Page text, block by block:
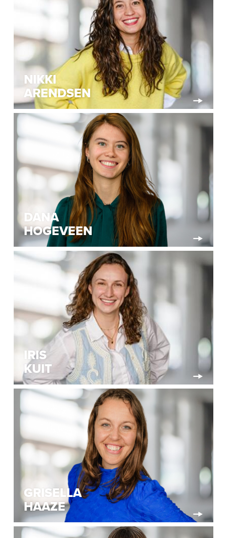
NIKKI
ARENDSEN
DANA
HOGEVEEN
IRIS
KUIT
GRISELLA
HAAZE